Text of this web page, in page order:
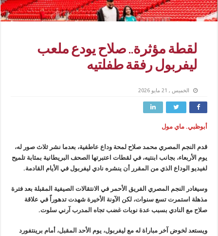
لقطة مؤثرة.. صلاح يودع ملعب
ليفربول رفقة طفلتيه
الخميس , 21 مايو 2026
أبوظبي. ماي مول
قدم النجم المصري محمد صلاح لمحة وداع عاطفية، بعدما نشر ثلاث صور له،
يوم الأربعاء، بجانب ابنتيه، في لقطات اعتبرتها الصحف البريطانية بمثابة تلميح
لفيديو الوداع الذي من المقرر أن ينشره نادي ليفربول في الأيام القادمة.
وسيغادر النجم المصري الفريق الأحمر في الانتقالات الصيفية المقبلة بعد فترة
مذهلة استمرت تسع سنوات، لكن الآونة الأخيرة شهدت تدهوراً في علاقة
صلاح مع النادي بسبب عدة نوبات غضب تجاه المدرب آرني سلوت.
ويستعد لخوض آخر مباراة له مع ليفربول، يوم الأحد المقبل، أمام برينتفورد